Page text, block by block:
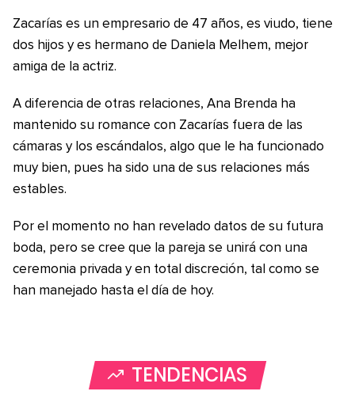
Zacarías es un empresario de 47 años, es viudo, tiene
dos hijos y es hermano de Daniela Melhem, mejor
amiga de la actriz.
A diferencia de otras relaciones, Ana Brenda ha
mantenido su romance con Zacarías fuera de las
cámaras y los escándalos, algo que le ha funcionado
muy bien, pues ha sido una de sus relaciones más
estables.
Por el momento no han revelado datos de su futura
boda, pero se cree que la pareja se unirá con una
ceremonia privada y en total discreción, tal como se
han manejado hasta el día de hoy.
TENDENCIAS